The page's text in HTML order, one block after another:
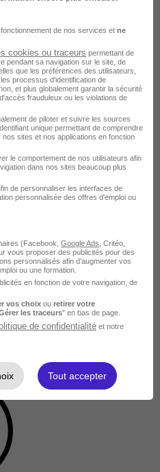
direction
de nos services et ne
cookies ou traceurs permettant de
pendant sa navigation sur le site, de
que les préférences des utilisateurs,
processus d'identification de
et plus globalement garantir la sécurité
frauduleux ou les violations de
de piloter et suivre les sources
unique permettant de comprendre
sites et nos applications en fonction
le comportement de nos utilisateurs afin
dans nos sites beaucoup plus
de personnaliser les interfaces de
personnalisée des offres d'emploi ou
(Facebook, Google Ads , Critéo,
vous proposer des publicités pour des
personnalisés afin d’augmenter vos
ou une formation.
en fonction de votre navigation, de
vos choix ou retirer votre
les traceurs" en bas de page.
de confidentialité et notre
Tout accepter